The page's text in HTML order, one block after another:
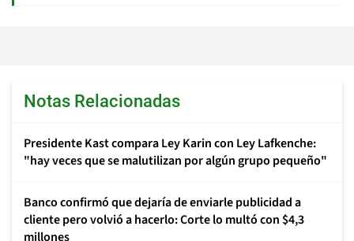
Notas Relacionadas
Presidente Kast compara Ley Karin con Ley Lafkenche:
"hay veces que se malutilizan por algún grupo pequeño"
Banco confirmó que dejaría de enviarle publicidad a
cliente pero volvió a hacerlo: Corte lo multó con $4,3
millones